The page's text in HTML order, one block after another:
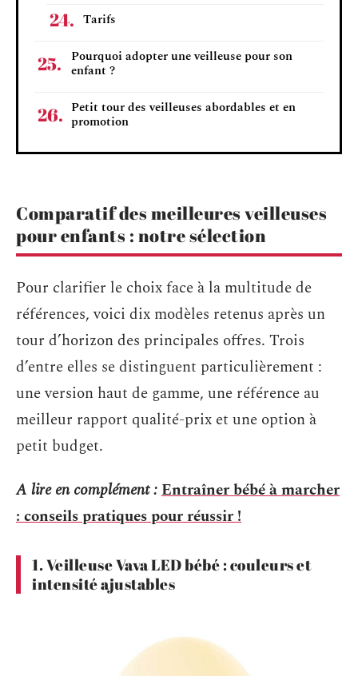
Tarifs
Pourquoi adopter une veilleuse pour son
enfant ?
Petit tour des veilleuses abordables et en
promotion
Comparatif des meilleures veilleuses
pour enfants : notre sélection
Pour clarifier le choix face à la multitude de
références, voici dix modèles retenus après un
tour d’horizon des principales offres. Trois
d’entre elles se distinguent particulièrement :
une version haut de gamme, une référence au
meilleur rapport qualité-prix et une option à
petit budget.
A lire en complément :Entraîner bébé à marcher
: conseils pratiques pour réussir !
1. Veilleuse Vava LED bébé : couleurs et
intensité ajustables